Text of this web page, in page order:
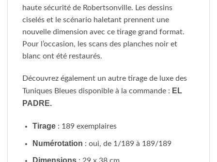
haute sécurité de Robertsonville. Les dessins
ciselés et le scénario haletant prennent une
nouvelle dimension avec ce tirage grand format.
Pour l’occasion, les scans des planches noir et
blanc ont été restaurés.
Découvrez également un autre tirage de luxe des
Tuniques Bleues disponible à la commande : EL
PADRE.
Tirage: 189 exemplaires
Numérotation : oui, de 1/189 à 189/189